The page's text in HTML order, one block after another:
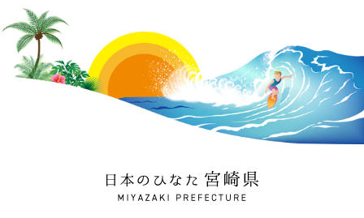
日本のひなた 宮崎県
MIYAZAKI PREFECTURE